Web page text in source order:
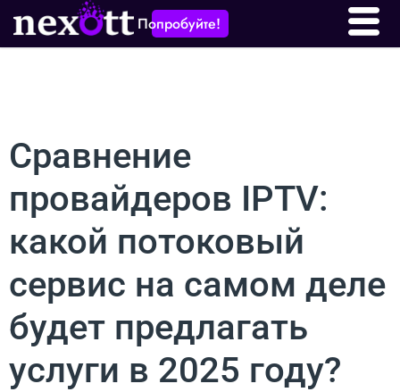
Попробуйте!
Сравнение
провайдеров IPTV:
какой потоковый
сервис на самом деле
будет предлагать
услуги в 2025 году?